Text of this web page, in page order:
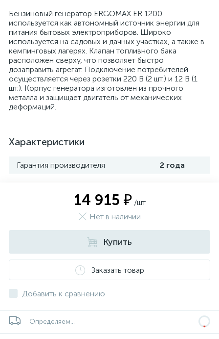
Бензиновый генератор ERGOMAX ER 1200
используется как автономный источник энергии для
питания бытовых электроприборов. Широко
используется на садовых и дачных участках, а также в
кемпинговых лагерях. Клапан топливного бака
расположен сверху, что позволяет быстро
дозаправить агрегат. Подключение потребителей
осуществляется через розетки 220 В (2 шт.) и 12 В (1
шт.). Корпус генератора изготовлен из прочного
металла и защищает двигатель от механических
деформаций.
Характеристики
Гарантия производителя 2 года
14 915 ₽ /шт
Нет в наличии
Купить
Заказать товар
Добавить к сравнению
Определяем...